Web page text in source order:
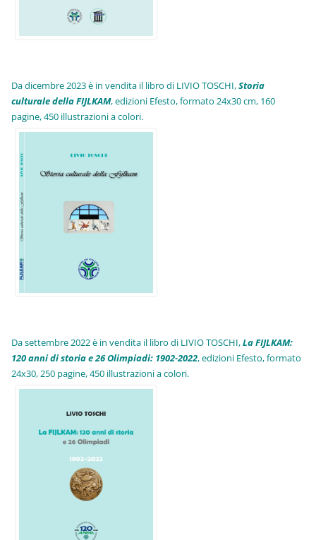
Da dicembre 2023 è in vendita il libro di LIVIO TOSCHI,Storia
culturale della FIJLKAM, edizioni Efesto, formato 24x30 cm, 160
pagine, 450 illustrazioni a colori.
Da settembre 2022 è in vendita il libro di LIVIO TOSCHI,La FIJLKAM:
120 anni di storia e 26 Olimpiadi: 1902-2022, edizioni Efesto, formato
24x30, 250 pagine, 450 illustrazioni a colori.